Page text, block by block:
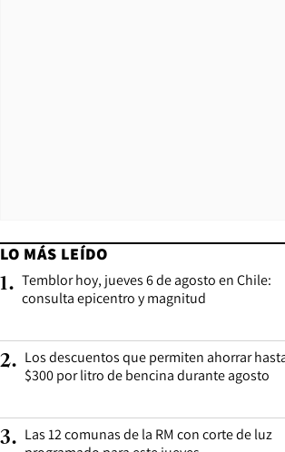
LO MÁS LEÍDO
1. Temblor hoy, jueves 6 de agosto en Chile:
consulta epicentro y magnitud
2. Los descuentos que permiten ahorrar
$300 por litro de bencina durante agosto
3. Las 12 comunas de la RM con corte de luz